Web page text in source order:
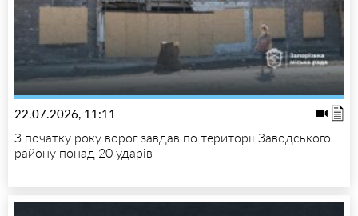
22.07.2026, 11:11
З початку року ворог завдав по території Заводського
району понад 20 ударів